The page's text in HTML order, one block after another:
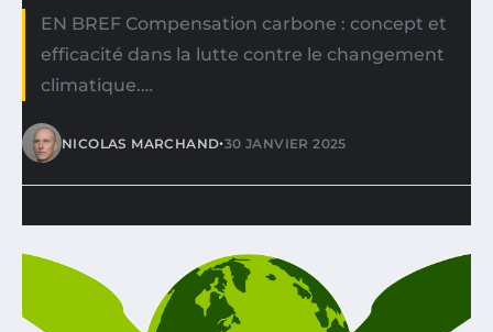
EN BREF Compensation carbone : concept et
efficacité dans la lutte contre le changement
climatique.…
NICOLAS MARCHAND•30 JANVIER 2025